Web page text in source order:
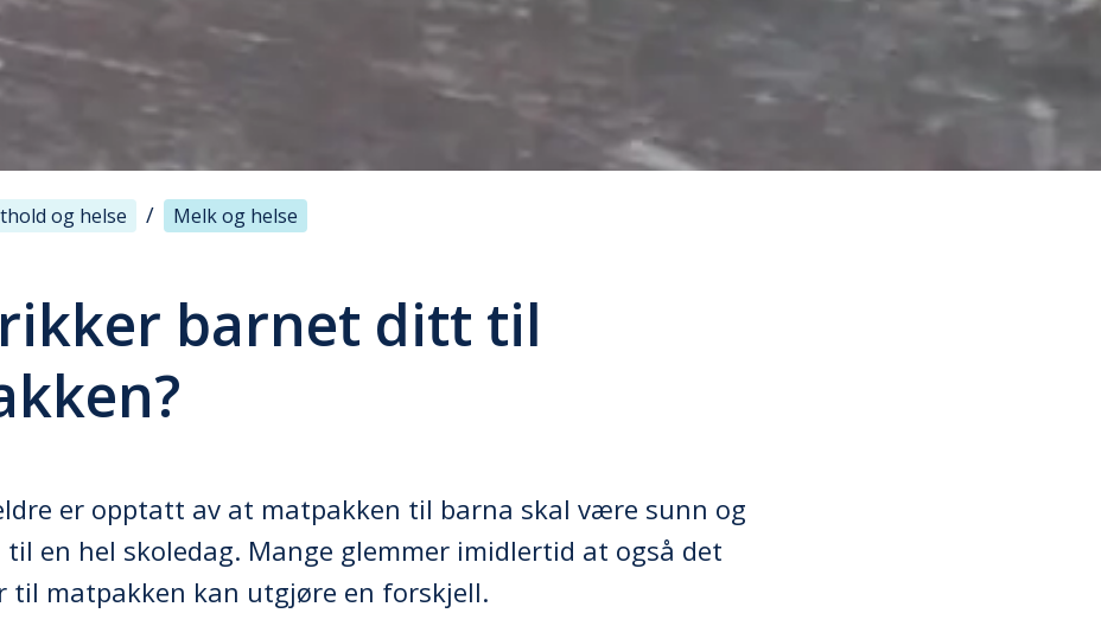
og helse / Melk og helse
barnet ditt til
er opptatt av at matpakken til barna skal være sunn og
til en hel skoledag. Mange glemmer imidlertid at også det
til matpakken kan utgjøre en forskjell.